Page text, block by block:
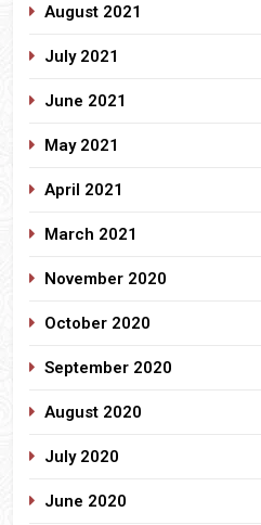
August 2021
July 2021
June 2021
May 2021
April 2021
March 2021
November 2020
October 2020
September 2020
August 2020
July 2020
June 2020